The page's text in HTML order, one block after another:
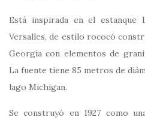
Está inspirada en el estanque
Versalles, de estilo rococó
Georgia con elementos de
La fuente tiene 85 metros de
lago Michigan.
Se construyó en 1927 como